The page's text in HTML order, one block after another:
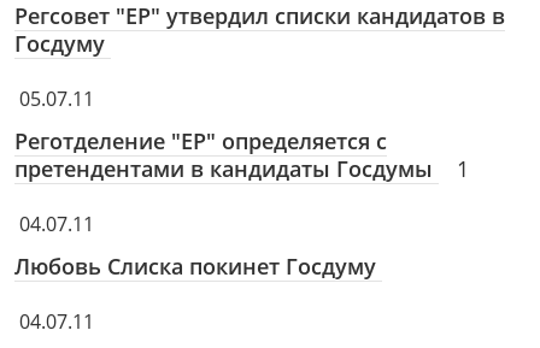
Регсовет "ЕР" утвердил списки кандидатов в
Госдуму
05.07.11
Реготделение "ЕР" определяется с
претендентами в кандидаты Госдумы
1
04.07.11
Любовь Слиска покинет Госдуму
04.07.11